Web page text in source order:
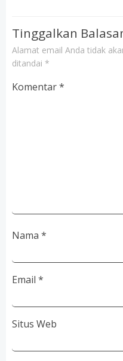
Tinggalkan
Alamat email Anda tidak
ditandai *
Komentar*
Nama *
Email *
Situs Web